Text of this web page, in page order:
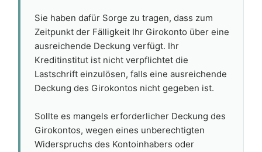
Sie haben dafür Sorge zu tragen, dass zum
Zeitpunkt der Fälligkeit Ihr Girokonto über eine
ausreichende Deckung verfügt. Ihr
Kreditinstitut ist nicht verpflichtet die
Lastschrift einzulösen, falls eine ausreichende
Deckung des Girokontos nicht gegeben ist.
Sollte es mangels erforderlicher Deckung des
Girokontos, wegen eines unberechtigten
Widerspruchs des Kontoinhabers oder